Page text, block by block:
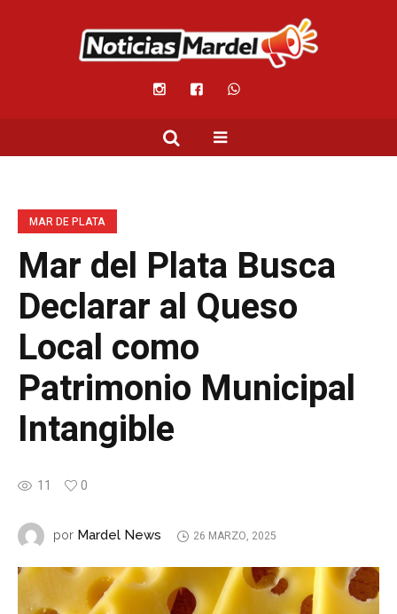
MAR DE PLATA
Mar del Plata Busca
Declarar al Queso
Local como
Patrimonio Municipal
Intangible
11 0
por Mardel News 26 MARZO, 2025